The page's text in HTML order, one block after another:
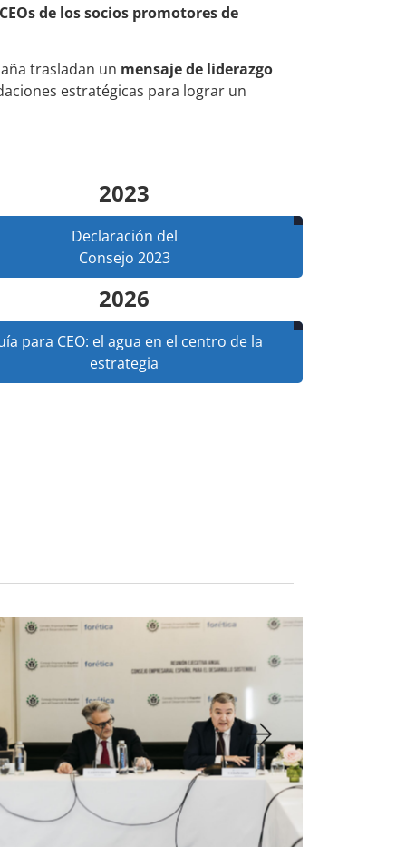
de los socios promotores de
trasladan un mensaje de liderazgo
estratégicas para lograr un
2023
Declaración del
Consejo 2023
2026
para CEO: el agua en el centro de la
estrategia